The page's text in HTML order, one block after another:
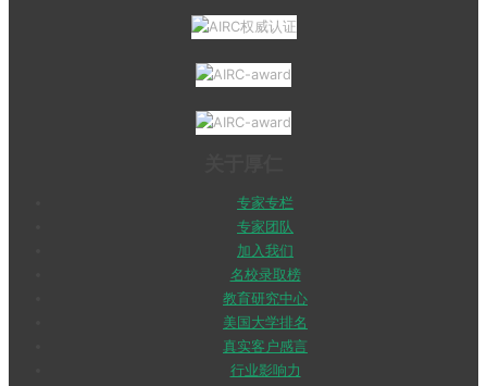
专家专栏
专家团队
加入我们
名校录取榜
教育研究中心
美国大学排名
真实客户感言
行业影响力